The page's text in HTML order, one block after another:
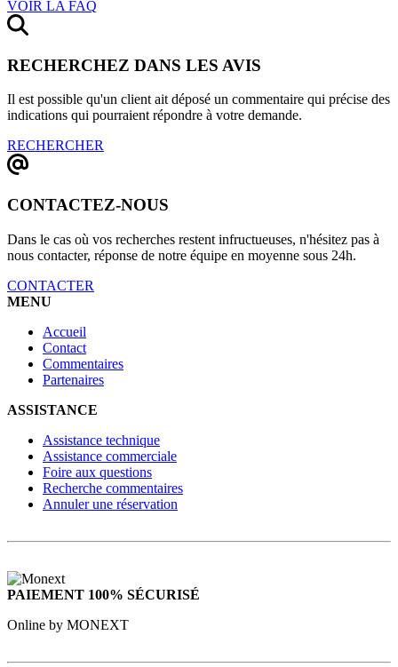
VOIR LA FAQ
RECHERCHEZ DANS LES AVIS
Il est possible qu'un client ait déposé un commentaire qui précise des
indications qui pourraient répondre à votre demande.
RECHERCHER
CONTACTEZ-NOUS
Dans le cas où vos recherches restent infructueuses, n'hésitez pas à
nous contacter, réponse de notre équipe en moyenne sous 24h.
CONTACTER
MENU
Accueil
Contact
Commentaires
Partenaires
ASSISTANCE
Assistance technique
Assistance commerciale
Foire aux questions
Recherche commentaires
Annuler une réservation
PAIEMENT 100% SÉCURISÉ
Online by MONEXT